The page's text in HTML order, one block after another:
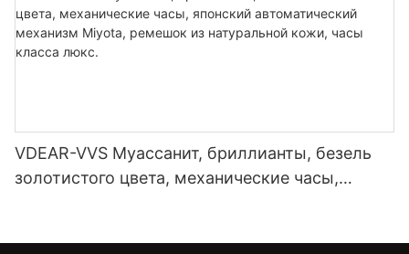
VDEAR-VVS Муассанит, бриллианты, безель
золотистого цвета, механические часы,